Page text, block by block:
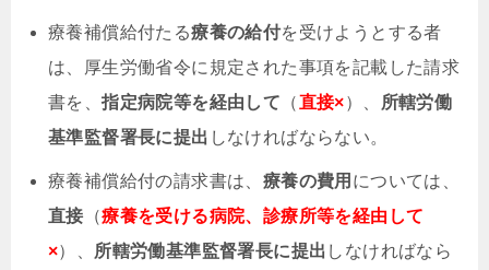
療養補償給付たる療養の給付を受けようとする者
は、厚生労働省令に規定された事項を記載した請求
書を、指定病院等を経由して （直接×）、 所轄労働
基準監督署長に提出 しなければならない。
療養補償給付の請求書は、 療養の費用 については、
直接 （療養を受ける病院、診療所等を経由して
×）、 所轄労働基準監督署長に提出 しなければなら